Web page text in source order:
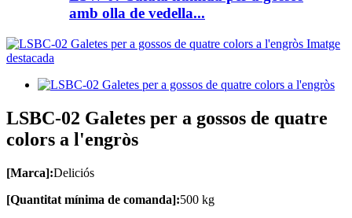
amb olla de vedella...
LSBC-02 Galetes per a gossos de quatre
colors a l'engròs
[Marca]:Deliciós
[Quantitat mínima de comanda]:500 kg